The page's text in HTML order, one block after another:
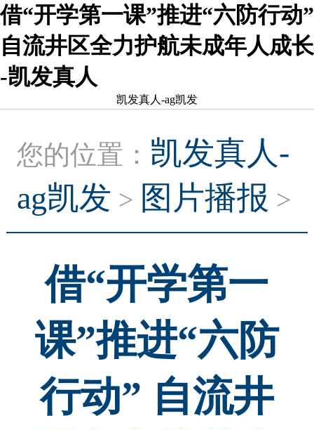
借“开学第一课”推进“六防行动”
自流井区全力护航未成年人成长
-凯发真人
凯发真人-ag凯发
您的位置： 凯发真人-
ag凯发 > 图片播报 >
借“开学第一
课”推进“六防
行动” 自流井